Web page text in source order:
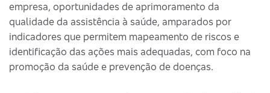
empresa, oportunidades de aprimoramento da
qualidade da assistência à saúde, amparados por
indicadores que permitem mapeamento de riscos e
identificação das ações mais adequadas, com foco na
promoção da saúde e prevenção de doenças.